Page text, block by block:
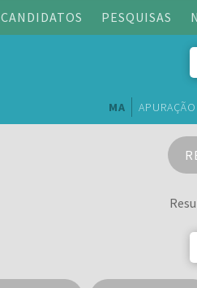
CANDIDATOS PESQUISAS
MA APURAÇÃO